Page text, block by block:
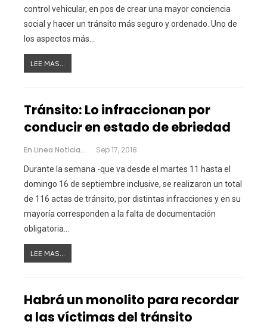
control vehicular, en pos de crear una mayor conciencia
social y hacer un tránsito más seguro y ordenado. Uno de
los aspectos más…
LEE MAS...
Tránsito: Lo infraccionan por
conducir en estado de ebriedad
En Linea Noticias Sep 17, 2018
Durante la semana -que va desde el martes 11 hasta el
domingo 16 de septiembre inclusive, se realizaron un total
de 116 actas de tránsito, por distintas infracciones y en su
mayoría corresponden a la falta de documentación
obligatoria…
LEE MAS...
Habrá un monolito para recordar
a las víctimas del tránsito